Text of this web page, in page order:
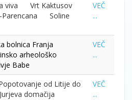
viva Vrt Kaktusov
Parencana Soline
VEČ
...
bolnica Franja
arheološko
Babe
VEČ
...
od Litije do
domačija
VEČ
...